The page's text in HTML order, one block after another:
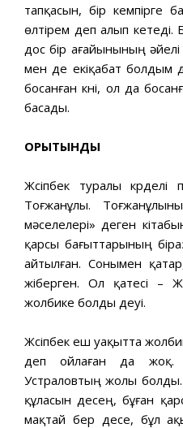
тапқасын, бір кемпірге
өлтірем деп алып кетеді.
дос бір ағайынының əйелі
мен де екіқабат болдым
босанған күні, ол да
басады.
ҚОРЫТЫНДЫ
Жүсіпбек туралы
Тоғжанұлы.
мəселелері» деген
қарсы бағыттарының
айтылған. Сонымен
жіберген. Ол қатесі –
жолбике болды деуі.
Жүсіпбек еш уақытта
деп ойлаған да жоқ.
Устраловтың жолы болды.
құласын десең, бұған
мақтай бер десе, бұл